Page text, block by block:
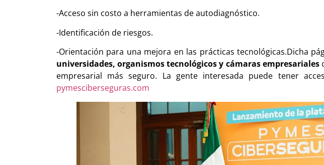
-Acceso sin costo a herramientas de autodiagnóstico.
-Identificación de riesgos.
-Orientación para una mejora en las prácticas tecnológicas.Dicha
universidades, organismos tecnológicos y cámaras empresariales
empresarial más seguro. La gente interesada puede tener
pymesciberseguras.com